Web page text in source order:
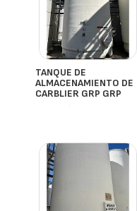
TANQUE DE
ALMACENAMIENTO DE
CARBLIER GRP GRP
- España